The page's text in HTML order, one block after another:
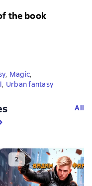
the book
, Magic,
, Urban fantasy
All